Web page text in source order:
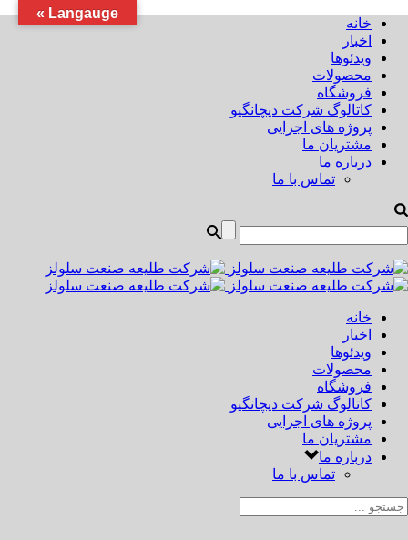
خانه
اخبار
ویدئوها
محصولات
فروشگاه
کاتالوگ شرکت دیچانگیو
پروژه های اجرایی
مشتریان ما
درباره ما
تماس با ما
خانه
اخبار
ویدئوها
محصولات
فروشگاه
کاتالوگ شرکت دیچانگیو
پروژه های اجرایی
مشتریان ما
درباره ما
تماس با ما
Langauge »